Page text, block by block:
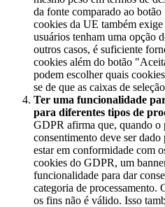
da fonte comparado ao
cookies da UE também
usuários tenham uma opção
outros casos, é suficiente
cookies além do botão
podem escolher quais
se de que as caixas de
Ter uma funcionalidade
para diferentes tipos de
GDPR afirma que, quando o
consentimento deve ser
estar em conformidade com
cookies do GDPR, um
funcionalidade para dar
categoria de processamento.
os fins não é válido. Isso